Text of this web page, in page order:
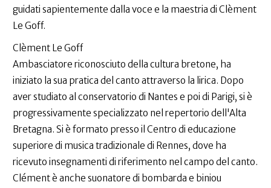
guidati sapientemente dalla voce e la maestria di Clèment
Le Goff.
Clèment Le Goff
Ambasciatore riconosciuto della cultura bretone, ha
iniziato la sua pratica del canto attraverso la lirica. Dopo
aver studiato al conservatorio di Nantes e poi di Parigi, si è
progressivamente specializzato nel repertorio dell'Alta
Bretagna. Si è formato presso il Centro di educazione
superiore di musica tradizionale di Rennes, dove ha
ricevuto insegnamenti di riferimento nel campo del canto.
Clément è anche suonatore di bombarda e biniou